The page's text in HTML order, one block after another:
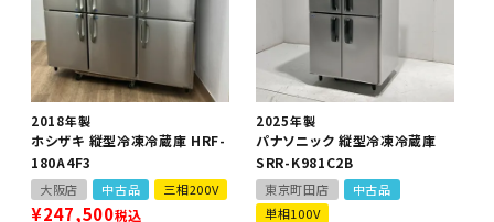
2018年製
ホシザキ 縦型冷凍冷蔵庫 HRF-
180A4F3
大阪店 中古品 三相200V
¥247,500税込
2025年製
パナソニック 縦型冷凍冷蔵庫
SRR-K981C2B
東京町田店
中古品
単相100V